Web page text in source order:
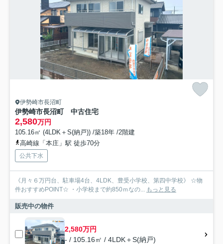
伊勢崎市長沼町
伊勢崎市長沼町 中古住宅
2,580万円
105.16㎡ (4LDK＋S(納戸)) /築18年 /2階建
高崎線「本庄」駅 徒歩70分
公共下水
《月々６万円台、駐車場4台、4LDK、豊受小学校、第四中学校》 ☆物
件おすすめPOINT☆ ・小学校まで約850ｍなの... もっと見る
販売中の物件
2,580万円
- / 105.16㎡ / 4LDK＋S(納戸)